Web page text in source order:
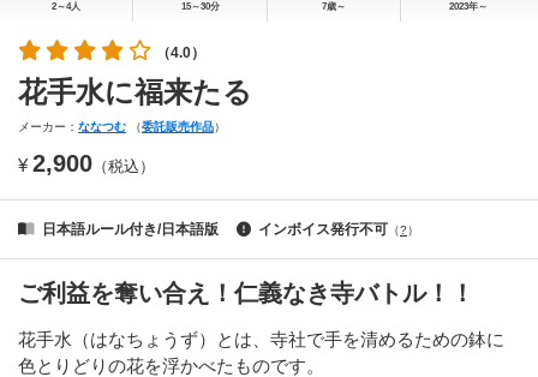
2～4人 15～30分 7歳～ 2023年～
（4.0）
花手水に福来たる
メーカー： ななつむ （委託販売作品）
¥ 2,900 （税込）
日本語ルール付き/日本語版 インボイス発行不可 （?）
ご利益を奪い合え！仁義なき寺バトル！！
花手水（はなちょうず）とは、寺社で手を清めるための鉢に
色とりどりの花を浮かべたものです。